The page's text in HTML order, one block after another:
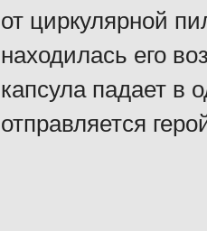
от циркулярной
находилась его
капсула падает в
отправляется